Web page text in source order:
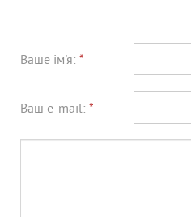
Ваше ім'я: *
Ваш e-mail: *